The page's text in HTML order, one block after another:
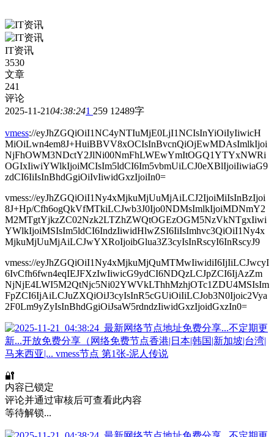
IT资讯
3530
文章
241
评论
2025-11-2104:38:241 259 12489字
vmess://eyJhZGQiOiI1NC4yNTIuMjE0LjI1NCIsInYiOiIyIiwicH
MiOiLwn4em8J+HuiBBVV8xOCIsInBvcnQiOjEwMDAsImlkIjoi
NjFhOWM3NDctY2JlNi00NmFhLWEwYmItOGQ1YTYxNWRi
OGIxIiwiYWlkIjoiMCIsIm5ldCI6Im5vbmUiLCJ0eXBlIjoiIiwiaG9
zdCI6IiIsInBhdGgiOiIvIiwidGxzIjoiIn0=
vmess://eyJhZGQiOiI1Ny4xMjkuMjUuMjAiLCJ2IjoiMiIsInBzIjoi
8J+Hp/Cfh6ogQkVfMTkiLCJwb3J0Ijo0NDMsImlkIjoiMDNmY2
M2MTgtYjkzZC02Nzk2LTZhZWQtOGEzOGM5NzVkNTgxIiwi
YWlkIjoiMSIsIm5ldCI6IndzIiwidHlwZSI6IiIsImhvc3QiOiI1Ny4x
MjkuMjUuMjAiLCJwYXRoIjoibGlua3Z3cyIsInRscyI6InRscyJ9
vmess://eyJhZGQiOiI1Ny4xMjkuMjQuMTMwIiwidiI6IjIiLCJwcyI
6IvCfh6fwn4eqIEJFXzIwIiwicG9ydCI6NDQzLCJpZCI6IjAzZm
NjNjE4LWI5M2QtNjc5Ni02YWVkLThhMzhjOTc1ZDU4MSIsIm
FpZCI6IjAiLCJuZXQiOiJ3cyIsInR5cGUiOiIiLCJob3N0Ijoic2Vya
2F0Lm9yZyIsInBhdGgiOiJsaW5rdndzIiwidGxzIjoidGxzIn0=
🔐
内容已锁定
评论并通过审核后可查看此内容
等待解锁...